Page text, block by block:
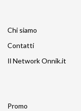
Chi siamo
Contatti
Il Network Onnik.it
Promo